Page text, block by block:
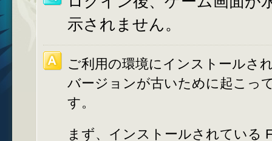
示されません。
ご利用の環境にインストールさ
バージョンが古いために起こっ
す。
まず、インストールされている